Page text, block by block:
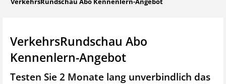
VerkehrsRundschau Abo
Kennenlern-Angebot
Testen Sie 2 Monate lang unverbindlich das